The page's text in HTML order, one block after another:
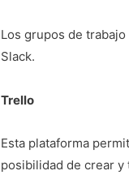
Los grupos de
Slack.
Trello
Esta plataforma
posibilidad de crear y